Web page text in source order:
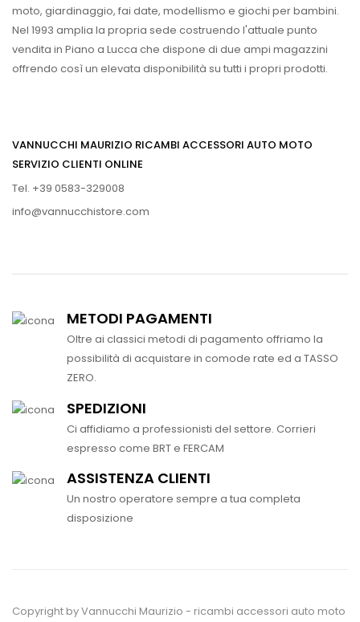
moto, giardinaggio, fai date, modellismo e giochi per bambini.
Nel 1993 amplia la propria sede costruendo l'attuale punto
vendita in Piano a Lucca che dispone di due ampi magazzini
offrendo così un elevata disponibilità su tutti i propri prodotti.
VANNUCCHI MAURIZIO RICAMBI ACCESSORI AUTO MOTO
SERVIZIO CLIENTI ONLINE
Tel. +39 0583-329008
info@vannucchistore.com
METODI PAGAMENTI
Oltre ai classici metodi di pagamento offriamo la
possibilità di acquistare in comode rate ed a TASSO
ZERO.
SPEDIZIONI
Ci affidiamo a professionisti del settore. Corrieri
espresso come BRT e FERCAM
ASSISTENZA CLIENTI
Un nostro operatore sempre a tua completa
disposizione
Copyright by Vannucchi Maurizio - ricambi accessori auto moto